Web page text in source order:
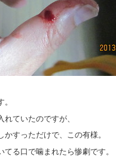
ていたのですが、
すっただけで、この有様。
る口で噛まれたら惨劇です。